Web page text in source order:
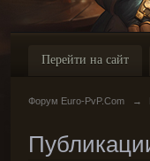
Перейти на сайт
Форум Euro-PvP.Com →